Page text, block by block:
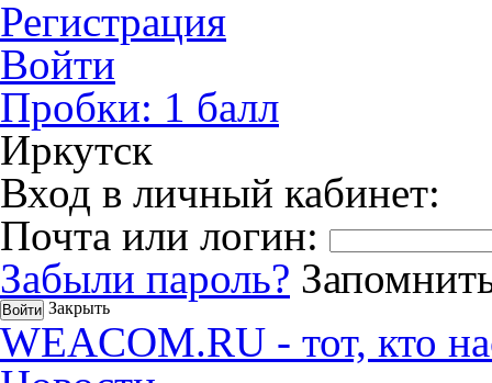
Регистрация
Войти
Пробки: 1 балл
Иркутск
Вход в личный кабинет:
Почта или логин:
Забыли пароль?
Закрыть
WEACOM.RU - тот, кто